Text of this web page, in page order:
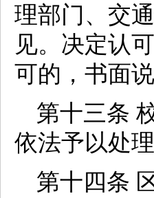
理部门、交
见。决定认
可的，书面说
第十三条
依法予以处理
第十四条